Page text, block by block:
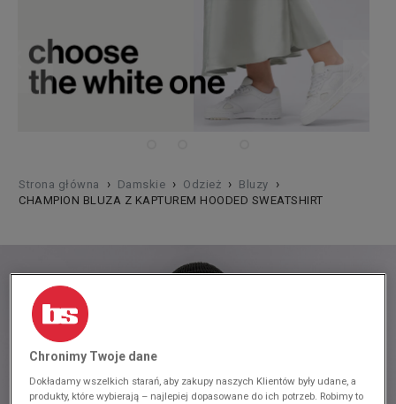
Strona główna › Damskie › Odzież › Bluzy ›
CHAMPION BLUZA Z KAPTUREM HOODED SWEATSHIRT
Chronimy Twoje dane
Dokładamy wszelkich starań, aby zakupy naszych Klientów były udane, a
produkty, które wybierają – najlepiej dopasowane do ich potrzeb. Robimy to